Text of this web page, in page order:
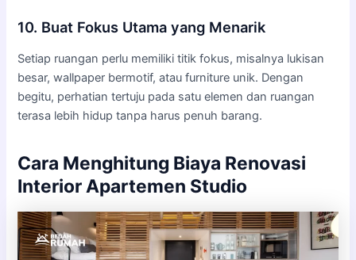
10. Buat Fokus Utama yang Menarik
Setiap ruangan perlu memiliki titik fokus, misalnya lukisan
besar, wallpaper bermotif, atau furniture unik. Dengan
begitu, perhatian tertuju pada satu elemen dan ruangan
terasa lebih hidup tanpa harus penuh barang.
Cara Menghitung Biaya Renovasi
Interior Apartemen Studio